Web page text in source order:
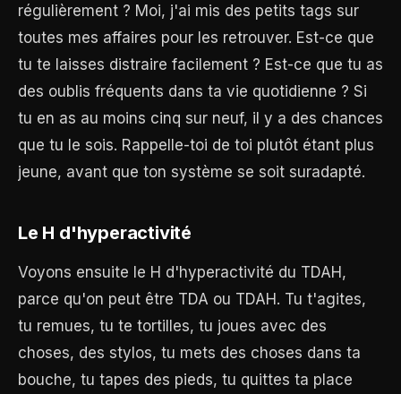
régulièrement ? Moi, j'ai mis des petits tags sur
toutes mes affaires pour les retrouver. Est-ce que
tu te laisses distraire facilement ? Est-ce que tu as
des oublis fréquents dans ta vie quotidienne ? Si
tu en as au moins cinq sur neuf, il y a des chances
que tu le sois. Rappelle-toi de toi plutôt étant plus
jeune, avant que ton système se soit suradapté.
Le H d'hyperactivité
Voyons ensuite le H d'hyperactivité du TDAH,
parce qu'on peut être TDA ou TDAH. Tu t'agites,
tu remues, tu te tortilles, tu joues avec des
choses, des stylos, tu mets des choses dans ta
bouche, tu tapes des pieds, tu quittes ta place